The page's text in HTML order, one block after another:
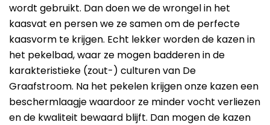
wordt gebruikt. Dan doen we de wrongel in het
kaasvat en persen we ze samen om de perfecte
kaasvorm te krijgen. Echt lekker worden de kazen in
het pekelbad, waar ze mogen badderen in de
karakteristieke (zout-) culturen van De
Graafstroom. Na het pekelen krijgen onze kazen een
beschermlaagje waardoor ze minder vocht verliezen
en de kwaliteit bewaard blijft. Dan mogen de kazen